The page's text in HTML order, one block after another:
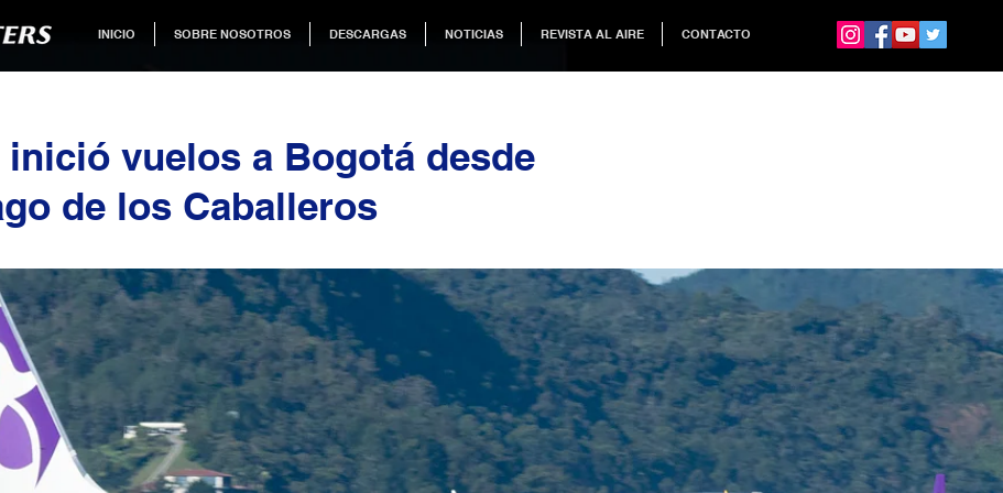
INICIO SOBRE NOSOTROS DESCARGAS NOTICIAS REVISTA AL AIRE CONTACTO
vuelos a Bogotá desde
de los Caballeros